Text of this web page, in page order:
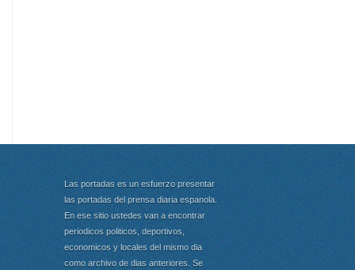
Las portadas es un esfuerzo presentar
las portadas del prensa diaria espanola.
En ese sitio ustedes van a encontrar
periodicos politicos, deportivos,
economicos y locales del mismo dia
como archivo de dias anteriores. Se